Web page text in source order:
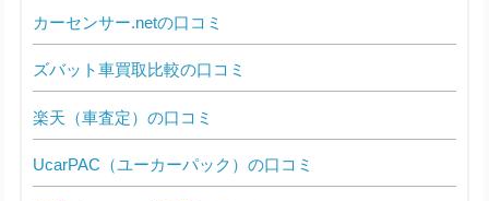
カーセンサー.netの口コミ
ズバット車買取比較の口コミ
楽天（車査定）の口コミ
UcarPAC（ユーカーパック）の口コミ